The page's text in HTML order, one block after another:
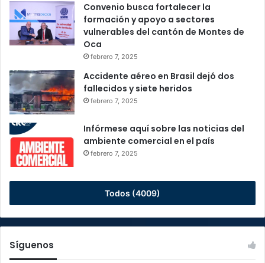
Convenio busca fortalecer la
formación y apoyo a sectores
vulnerables del cantón de Montes de
Oca
febrero 7, 2025
Accidente aéreo en Brasil dejó dos
fallecidos y siete heridos
febrero 7, 2025
Infórmese aquí sobre las noticias del
ambiente comercial en el país
febrero 7, 2025
Todos (4009)
Síguenos